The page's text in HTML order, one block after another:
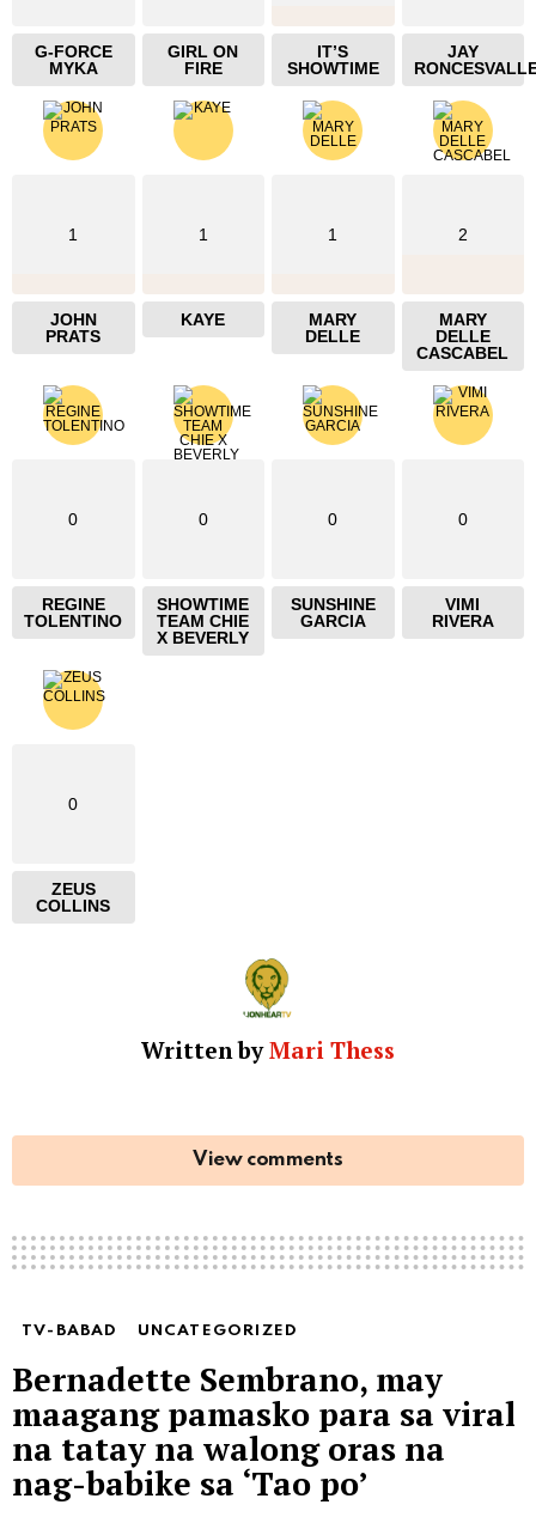
G-FORCE
MYKA
GIRL ON
FIRE
IT’S
SHOWTIME
JAY
1
JOHN
PRATS
1
KAYE
1
MARY
DELLE
2
MARY
DELLE
CASCABEL
0
REGINE
TOLENTINO
0
SHOWTIME
TEAM CHIE
X BEVERLY
0
SUNSHINE
GARCIA
0
VIMI
RIVERA
0
ZEUS
COLLINS
Written byMari Thess
View comments
TV-BABAD UNCATEGORIZED
Bernadette Sembrano, may
maagang pamasko para sa viral
na tatay na walong oras na
nag-babike sa ‘Tao po’